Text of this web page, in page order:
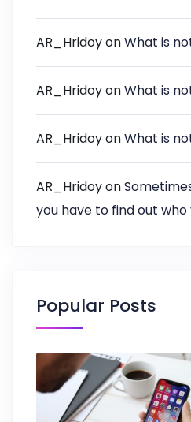
AR_HridoyonWhat is
AR_HridoyonWhat is
AR_HridoyonWhat is
AR_Hridoyon
you have to find out who
Popular Posts